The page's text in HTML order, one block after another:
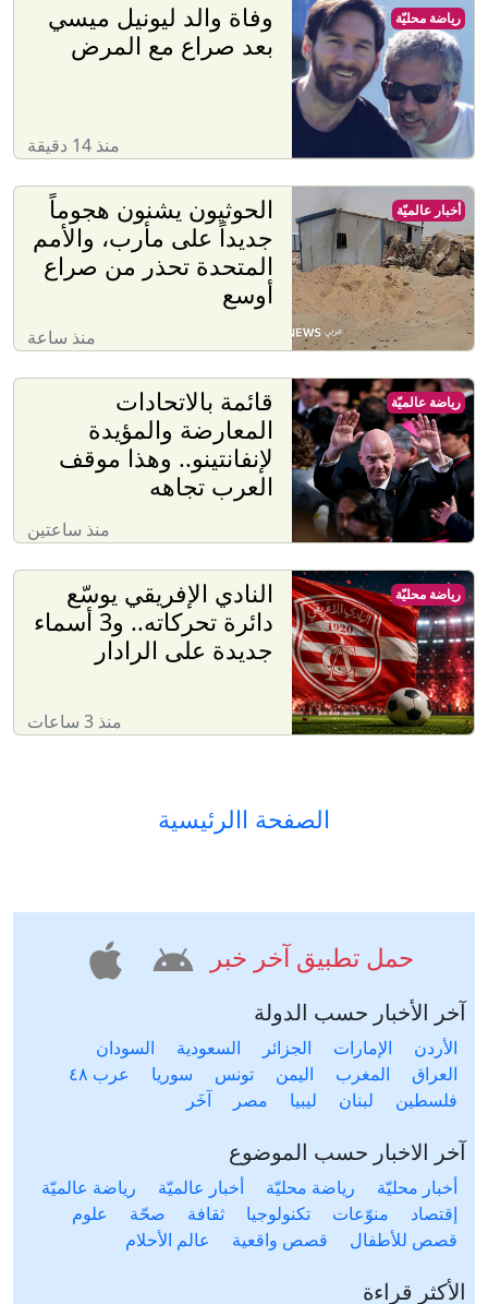
وفاة والد ليونيل ميسي
بعد صراع مع المرض
منذ 14 دقيقة
رياضة محليّة
الحوثيون يشنون هجوماً
جديداً على مأرب، والأمم
المتحدة تحذر من صراع
أوسع
منذ ساعة
أخبار عالميّة
قائمة بالاتحادات
المعارضة والمؤيدة
لإنفانتينو.. وهذا موقف
العرب تجاهه
منذ ساعتين
رياضة عالميّة
النادي الإفريقي يوسّع
دائرة تحركاته.. و3 أسماء
جديدة على الرادار
منذ 3 ساعات
رياضة محليّة
الصفحة االرئيسية
حمل تطبيق آخر خبر
آخر الأخبار حسب الدولة
الأردن الإمارات الجزائر السعودية
السودان
العراق
المغرب اليمن تونس سوريا
عرب ٤٨
فلسطين
لبنان ليبيا مصر آخَر
آخر الاخبار حسب الموضوع
أخبار محليّة رياضة محليّة أخبار عالميّة
رياضة عالميّة
إقتصاد
منوّعات تكنولوجيا ثقافة صحّة
علوم
قصص للأطفال
قصص واقعية عالم الأحلام
الأكثر قراءة